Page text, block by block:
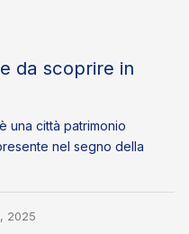
da scoprire in
una città patrimonio
nel segno della
2025